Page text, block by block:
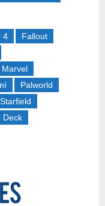
4
Fallout
Marvel
Palworld
Starfield
Deck